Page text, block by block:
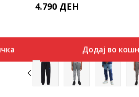
4.790 ДЕН
Додај во